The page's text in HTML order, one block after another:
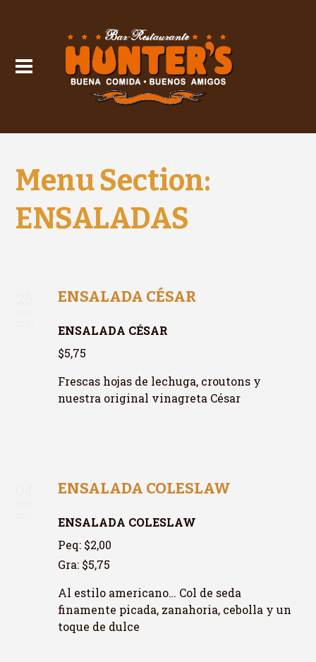
Menu Section:
ENSALADAS
ENSALADA CÉSAR
ENSALADA CÉSAR
$5,75
Frescas hojas de lechuga, croutons y
nuestra original vinagreta César
ENSALADA COLESLAW
ENSALADA COLESLAW
Peq: $2,00
Gra: $5,75
Al estilo americano… Col de seda
finamente picada, zanahoria, cebolla y un
toque de dulce